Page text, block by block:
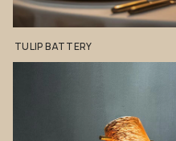
TULIPBATTERY